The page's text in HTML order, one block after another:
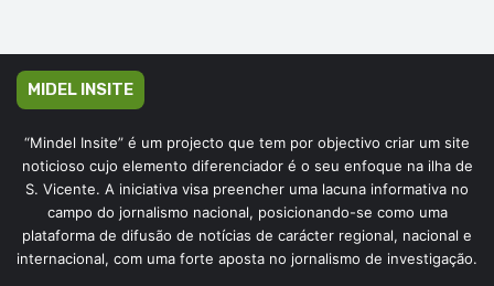
MIDEL INSITE
“Mindel Insite” é um projecto que tem por objectivo criar um site
noticioso cujo elemento diferenciador é o seu enfoque na ilha de
S. Vicente. A iniciativa visa preencher uma lacuna informativa no
campo do jornalismo nacional, posicionando-se como uma
plataforma de difusão de notícias de carácter regional, nacional e
internacional, com uma forte aposta no jornalismo de investigação.